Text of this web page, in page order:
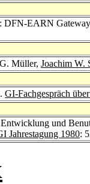
DFN-EARN
Müller, Joachim W.
GI-Fachgespräch
und
Jahrestagung 1980: